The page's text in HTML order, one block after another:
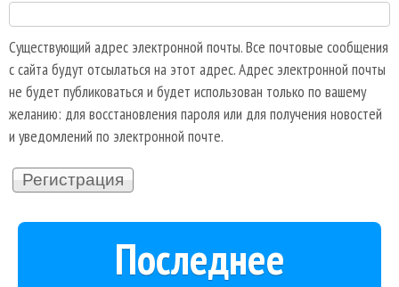
Существующий адрес электронной почты. Все почтовые сообщения
с сайта будут отсылаться на этот адрес. Адрес электронной почты
не будет публиковаться и будет использован только по вашему
желанию: для восстановления пароля или для получения новостей
и уведомлений по электронной почте.
Последнее